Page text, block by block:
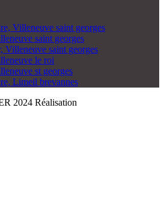
Villeneuve saint georges
saint georges
Villeneuve saint georges
le roi
st georges
Limeil brevannes
2024 Réalisation